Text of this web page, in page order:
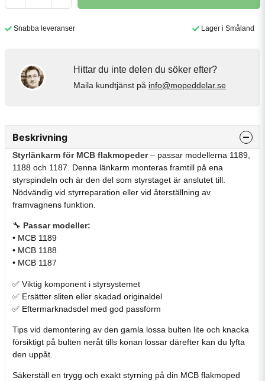
Snabba leveranser Lager i Småland
Hittar du inte delen du söker efter?
Maila kundtjänst på info@mopeddelar.se
Beskrivning
Styrlänkarm för MCB flakmopeder– passar modellerna 1189,
1188 och 1187. Denna länkarm monteras framtill på ena
styrspindeln och är den del som styrstaget är anslutet till.
Nödvändig vid styrreparation eller vid återställning av
framvagnens funktion.
🔧 Passar modeller:
• MCB 1189
• MCB 1188
• MCB 1187
✅ Viktig komponent i styrsystemet
✅ Ersätter sliten eller skadad originaldel
✅ Eftermarknadsdel med god passform
Tips vid demontering av den gamla lossa bulten lite och knacka
försiktigt på bulten neråt tills konan lossar därefter kan du lyfta
den uppåt.
Säkerställ en trygg och exakt styrning på din MCB flakmoped